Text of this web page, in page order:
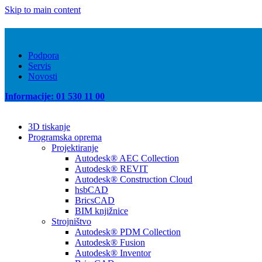
Skip to main content
Podpora
Servis
Novosti
Informacije: 01 530 11 00
3D tiskanje
Programska oprema
Projektiranje
Autodesk® AEC Collection
Autodesk® REVIT
Autodesk® Construction Cloud
hsbCAD
BricsCAD
BIM knjižnice
Strojništvo
Autodesk® PDM Collection
Autodesk® Fusion
Autodesk® Inventor